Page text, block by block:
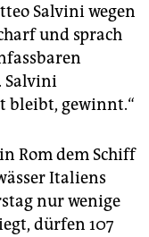
Salvini wegen
und sprach
Salvini
bleibt, gewinnt.“
Rom dem Schiff
Italiens
nur wenige
dürfen 107